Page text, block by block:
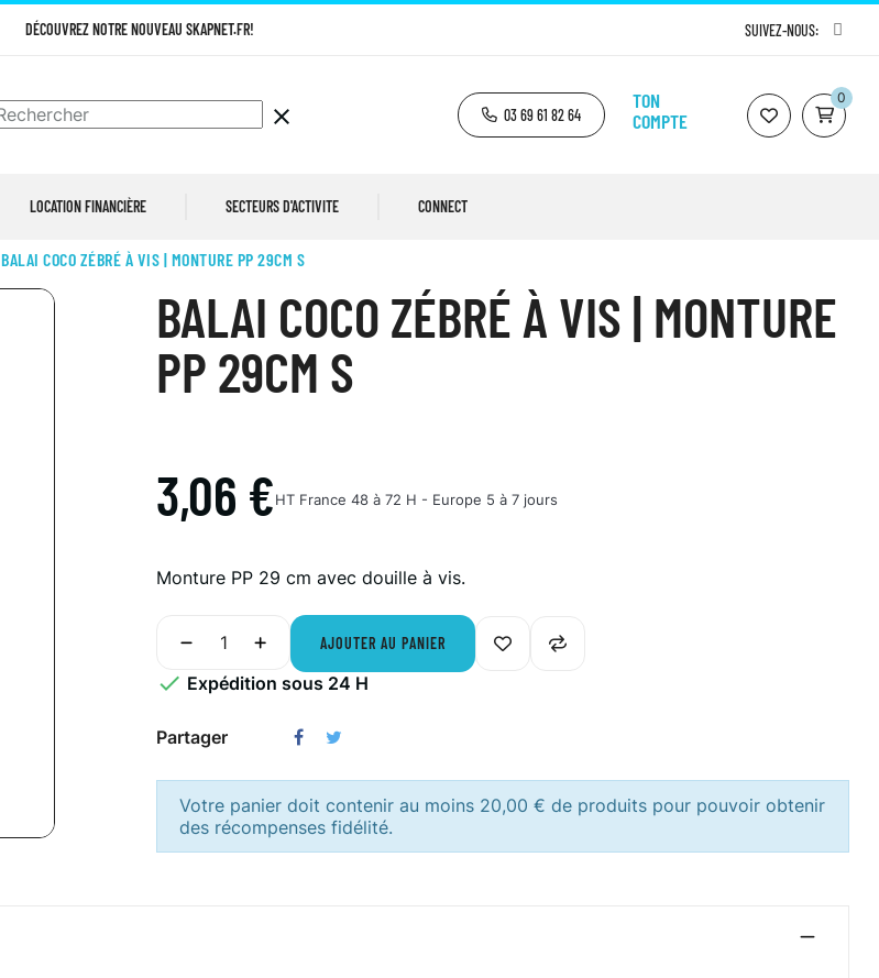
DÉCOUVREZ NOTRE NOUVEAU SKAPNET.FR! SUIVEZ-NOUS:
clear 03 69 61 82 64
TON
COMPTE
0
LOCATION FINANCIÈRE SECTEURS D'ACTIVITE CONNECT
BALAI COCO ZÉBRÉ À VIS | MONTURE PP 29CM S
BALAI COCO ZÉBRÉ À VIS | MONTURE
PP 29CM S
3,06 €HT France 48 à 72 H - Europe 5 à 7 jours
Monture PP 29 cm avec douille à vis.
AJOUTER AU PANIER
 Expédition sous 24 H
Partager
Votre panier doit contenir au moins 20,00 € de produits pour pouvoir obtenir
des récompenses fidélité.